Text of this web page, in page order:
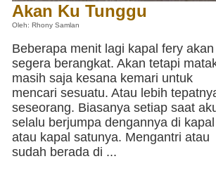
Akan Ku Tunggu
Oleh: Rhony Samlan
Beberapa menit lagi kapal fery akan
segera berangkat. Akan tetapi
masih saja kesana kemari untuk
mencari sesuatu. Atau lebih
seseorang. Biasanya setiap saat
selalu berjumpa dengannya di
atau kapal satunya. Mengantri atau
sudah berada di ...